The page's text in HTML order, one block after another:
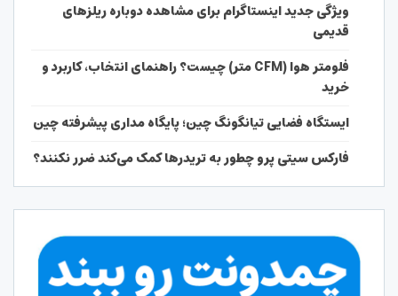
ویژگی جدید اینستاگرام برای مشاهده دوباره ریلزهای
قدیمی
فلومتر هوا (CFM متر) چیست؟ راهنمای انتخاب، کاربرد و
خرید
ایستگاه فضایی تیانگونگ چین؛ پایگاه مداری پیشرفته چین
فارکس سیتی پرو چطور به تریدرها کمک می‌کند ضرر نکنند؟